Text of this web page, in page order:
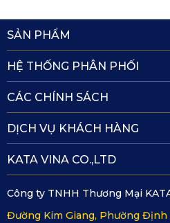
Thảm lót sàn ô tô BMW iX3 -
SẢN PHẨM
HỆ THỐNG PHÂN PHỐI
CÁC CHÍNH SÁCH
DỊCH VỤ KHÁCH HÀNG
KATA VINA CO.,LTD
Công ty TNHH Thương Mại
Đường Kim Giang, Phường Định